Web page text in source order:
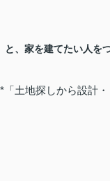
と、家を建てたい人を
土地探しから設計・